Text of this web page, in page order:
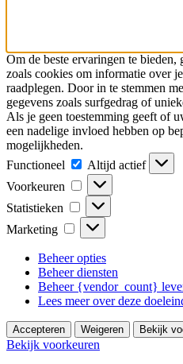
Om de beste ervaringen te
zoals cookies om informatie over
raadplegen. Door in te stemmen
gegevens zoals surfgedrag of
Als je geen toestemming geeft of
een nadelige invloed hebben op
mogelijkheden.
Functioneel
Functioneel
Altijd actief
Voorkeuren
Voorkeuren
Statistieken Statistieken
Marketing Marketing
Beheer opties
Beheer diensten
Beheer {vendor_count}
Lees meer over deze
Accepteren Weigeren Bekijk
Bekijk voorkeuren